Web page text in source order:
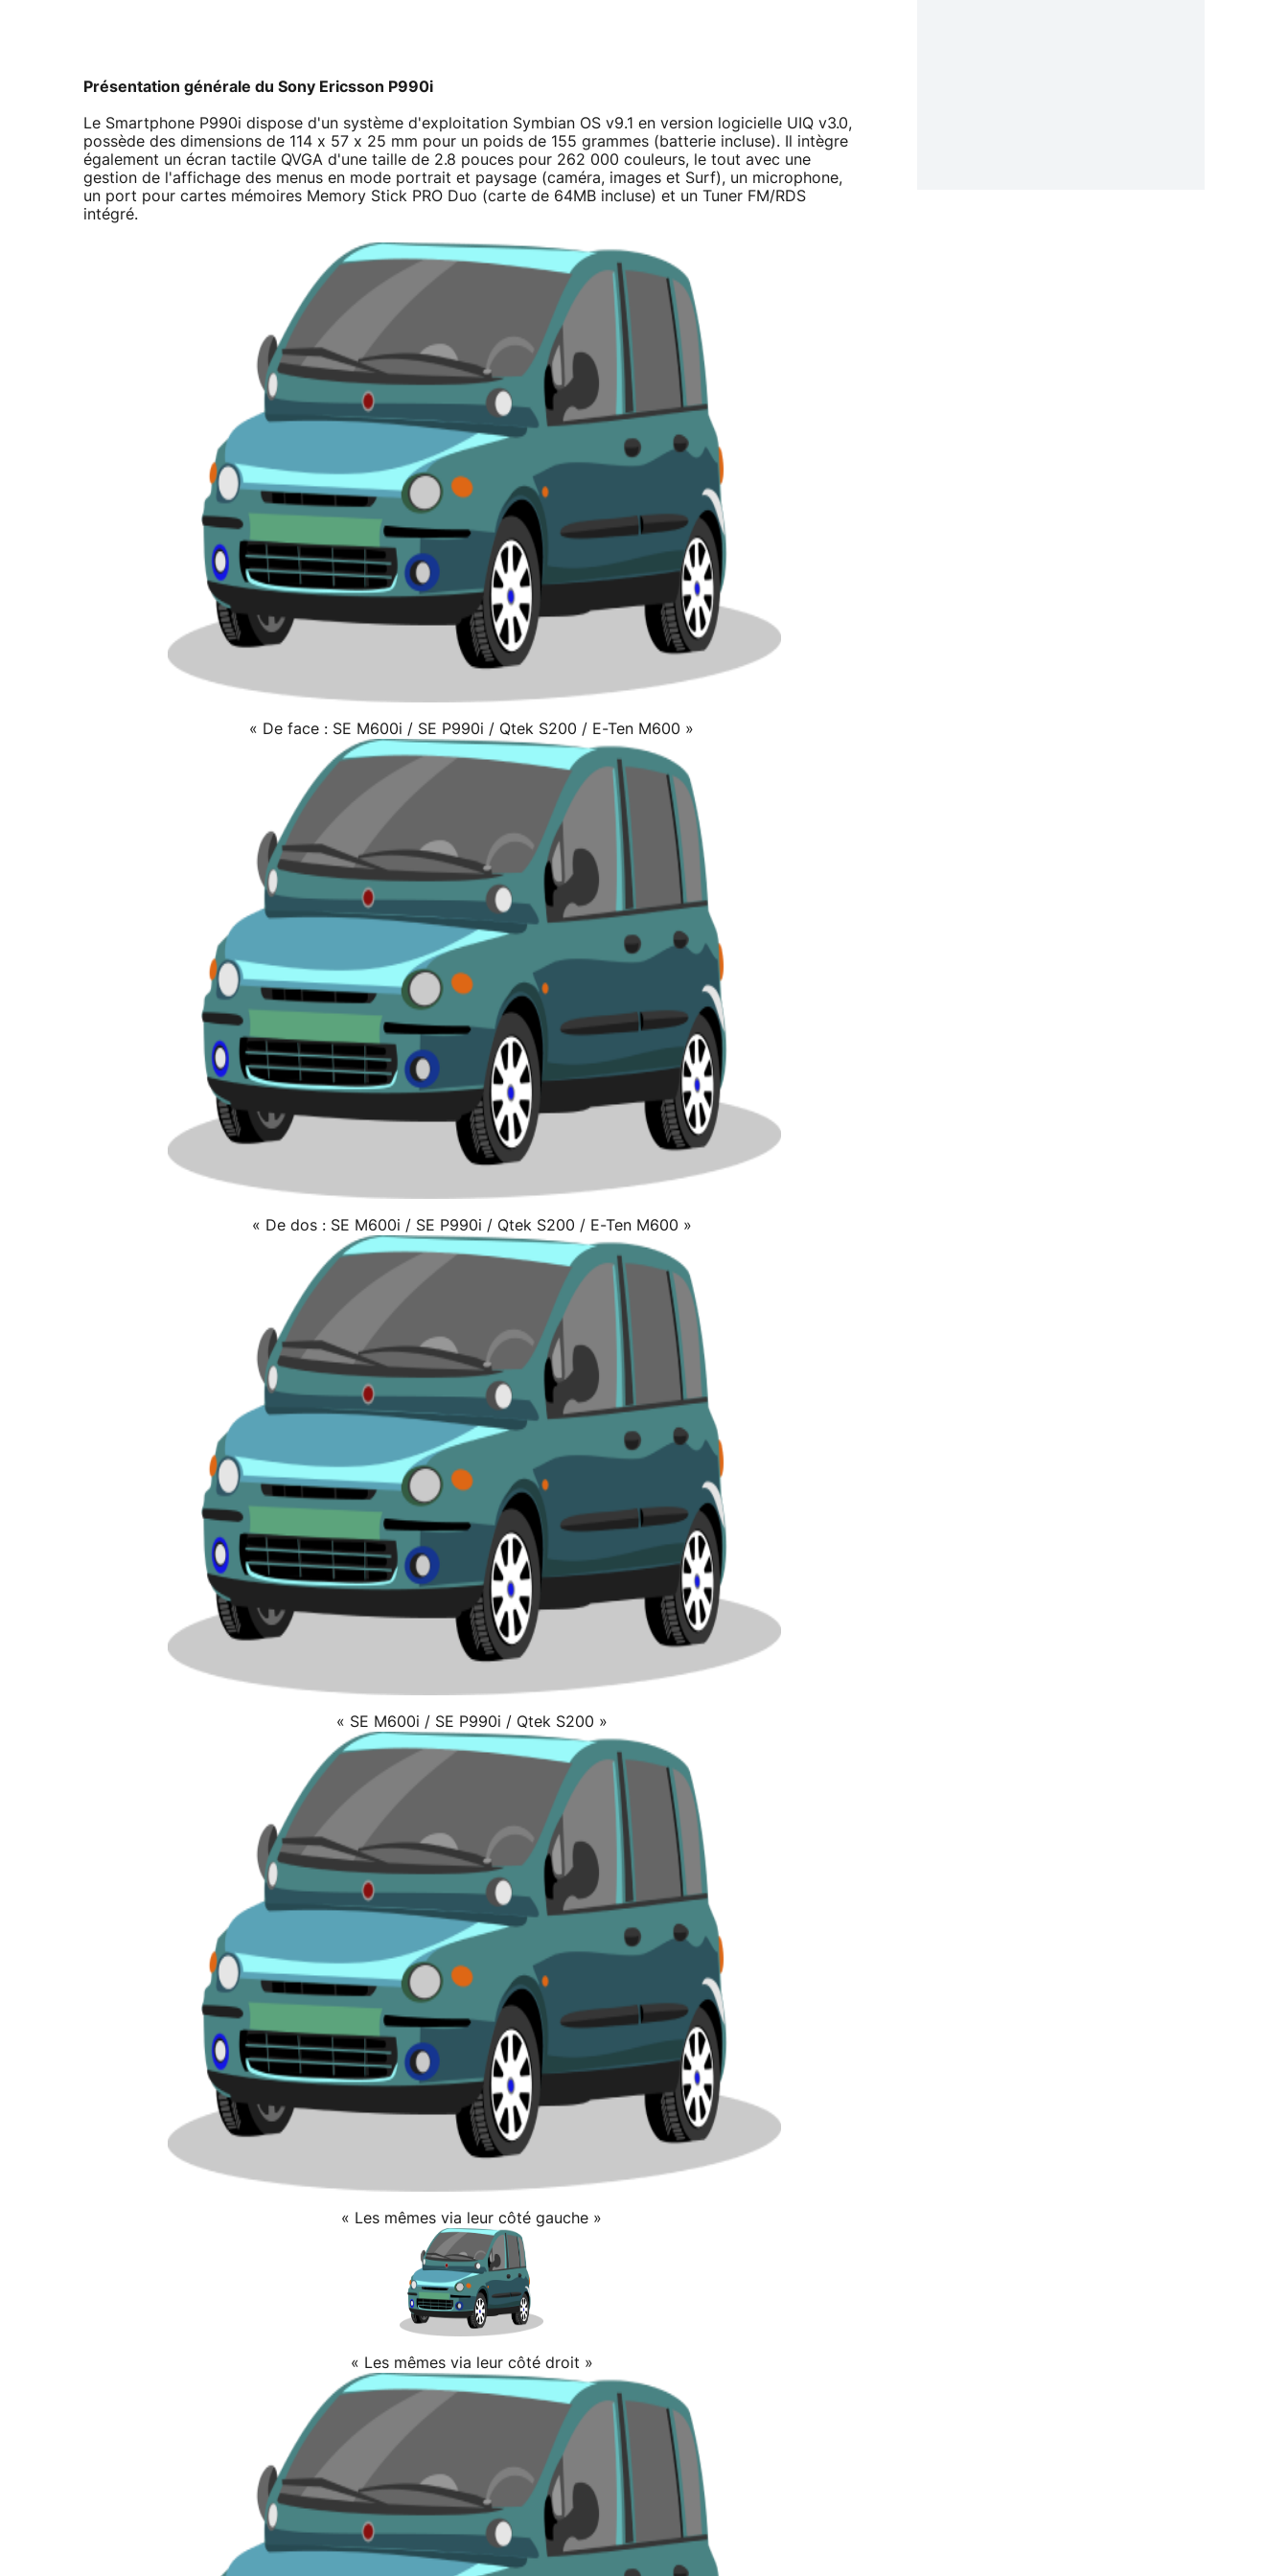
Présentation générale du Sony Ericsson P990i
Le Smartphone P990i dispose d'un système d'exploitation Symbian OS v9.1 en version logicielle UIQ v3.0,
possède des dimensions de 114 x 57 x 25 mm pour un poids de 155 grammes (batterie incluse). Il intègre
également un écran tactile QVGA d'une taille de 2.8 pouces pour 262 000 couleurs, le tout avec une
gestion de l'affichage des menus en mode portrait et paysage (caméra, images et Surf), un microphone,
un port pour cartes mémoires Memory Stick PRO Duo (carte de 64MB incluse) et un Tuner FM/RDS
intégré.
« De face : SE M600i / SE P990i / Qtek S200 / E-Ten M600 »
« De dos : SE M600i / SE P990i / Qtek S200 / E-Ten M600 »
« SE M600i / SE P990i / Qtek S200 »
« Les mêmes via leur côté gauche »
« Les mêmes via leur côté droit »